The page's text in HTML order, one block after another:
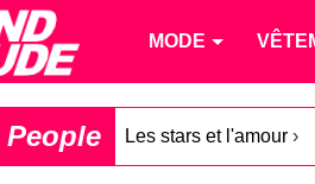
MODE
People Les stars et l'amour ›